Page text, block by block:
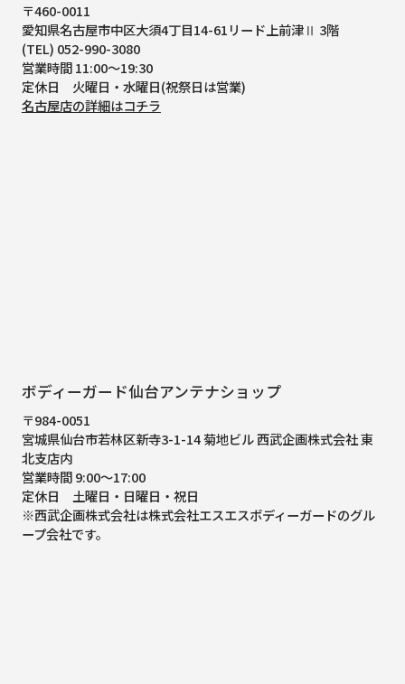
〒460-0011
愛知県名古屋市中区大須4丁目14-61リード上前津Ⅱ 3階
(TEL) 052-990-3080
営業時間 11:00～19:30
定休日 火曜日・水曜日(祝祭日は営業)
名古屋店の詳細はコチラ
ボディーガード仙台アンテナショップ
〒984-0051
宮城県仙台市若林区新寺3-1-14 菊地ビル 西武企画株式会社 東
北支店内
営業時間 9:00～17:00
定休日 土曜日・日曜日・祝日
※西武企画株式会社は株式会社エスエスボディーガードのグル
ープ会社です。